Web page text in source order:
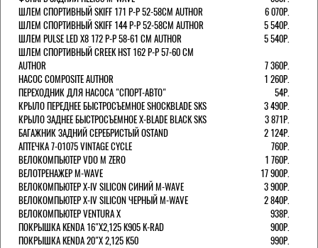
ШЛЕМ СПОРТИВНЫЙ SKIFF 171 Р-Р 52-58СМ AUTHOR
6 070Р.
ШЛЕМ СПОРТИВНЫЙ SKIFF 144 Р-Р 52-58СМ AUTHOR
5 540Р.
ШЛЕМ PULSE LED X8 172 Р-Р 58-61 СМ AUTHOR
5 540Р.
ШЛЕМ СПОРТИВНЫЙ CREEK HST 162 Р-Р 57-60 СМ
AUTHOR
7 360Р.
НАСОС COMPOSITE AUTHOR
1 260Р.
ПЕРЕХОДНИК ДЛЯ НАСОСА "СПОРТ-АВТО"
54Р.
КРЫЛО ПЕРЕДНЕЕ БЫСТРОСЪЕМНОЕ SHOCKBLADE SKS
3 490Р.
КРЫЛО ЗАДНЕЕ БЫСТРОСЪЕМНОЕ X-BLADE BLACK SKS
3 871Р.
БАГАЖНИК ЗАДНИЙ СЕРЕБРИСТЫЙ OSTAND
2 124Р.
АПТЕЧКА 7-01075 VINTAGE CYCLE
760Р.
ВЕЛОКОМПЬЮТЕР VDO M ZERO
1 760Р.
ВЕЛОТРЕНАЖЕР M-WAVE
17 900Р.
ВЕЛОКОМПЬЮТЕР X-IV SILICON СИНИЙ M-WAVE
3 900Р.
ВЕЛОКОМПЬЮТЕР X-IV SILICON ЧЕРНЫЙ M-WAVE
2 840Р.
ВЕЛОКОМПЬЮТЕР VENTURA Х
938Р.
ПОКРЫШКА KENDA 16"Х2,125 K905 K-RAD
900Р.
ПОКРЫШКА KENDA 20"Х 2,125 K50
990Р.